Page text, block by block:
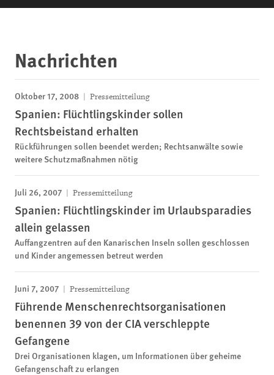
Nachrichten
Oktober 17, 2008 Pressemitteilung
Spanien: Flüchtlingskinder sollen
Rechtsbeistand erhalten
Rückführungen sollen beendet werden; Rechtsanwälte sowie
weitere Schutzmaßnahmen nötig
Juli 26, 2007 Pressemitteilung
Spanien: Flüchtlingskinder im Urlaubsparadies
allein gelassen
Auffangzentren auf den Kanarischen Inseln sollen geschlossen
und Kinder angemessen betreut werden
Juni 7, 2007 Pressemitteilung
Führende Menschenrechtsorganisationen
benennen 39 von der CIA verschleppte
Gefangene
Drei Organisationen klagen, um Informationen über geheime
Gefangenschaft zu erlangen